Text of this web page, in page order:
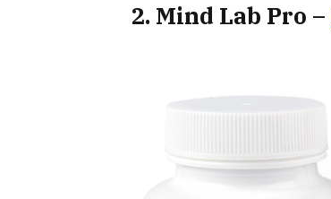
2. Mind Lab Pro –